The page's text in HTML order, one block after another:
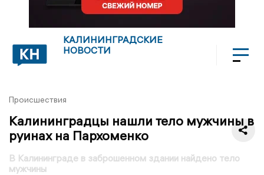
КАЛИНИНГРАДСКИЕ
НОВОСТИ
Происшествия
Калининградцы нашли тело мужчины в
руинах на Пархоменко
В Калининграде в заброшенном здании найдено тело
мужчины